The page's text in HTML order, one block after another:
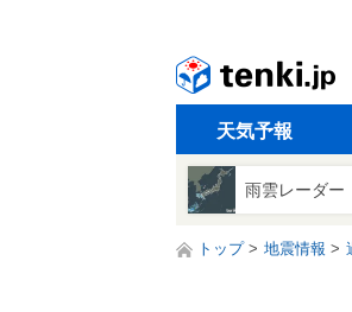
天気予報
雨雲レーダー
トップ 地震情報